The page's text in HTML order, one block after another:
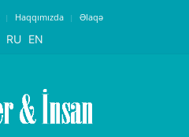
Haqqımızda Əlaqə
RU EN